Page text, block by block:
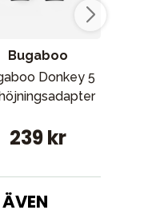
Bugaboo
Donkey 5
239 kr